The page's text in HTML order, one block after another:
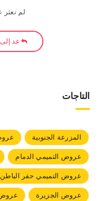
لم نعثر
عد إلى
التاجات
المزرعة الجنوبية
عروض التميمي الدمام
عروض التميمي حفر الباطن
عروض الجزيرة
عروض